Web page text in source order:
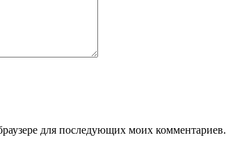
для последующих моих комментариев.